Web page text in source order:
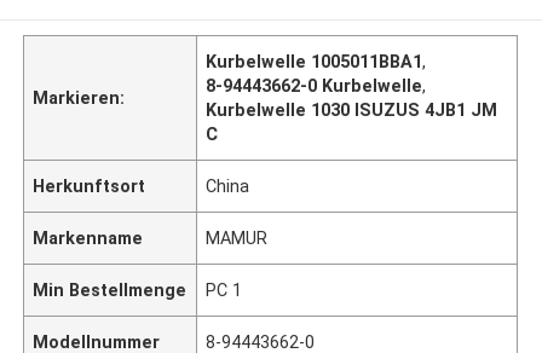
Markieren:
Kurbelwelle 1005011BBA1,
8-94443662-0 Kurbelwelle,
Kurbelwelle 1030 ISUZUS 4JB1 JM
C
Herkunftsort China
Markenname MAMUR
Min Bestellmenge PC 1
Modellnummer 8-94443662-0